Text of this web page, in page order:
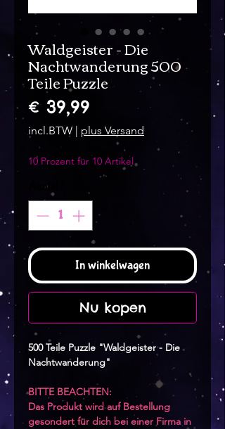
Waldgeister - Die
Nachtwanderung 500
Teile Puzzle
€ 39,99
incl.BTW | plus Versand
10 Prozent für 10 Artikel
Aantal
In winkelwagen
Nu kopen
500 Teile Puzzle "Waldgeister - Die
Nachtwanderung"
BITTE BEACHTEN:
Das Produkt wird auf Bestellung
gesondert für dich bei einer Firma in